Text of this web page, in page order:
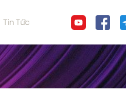
Tin Tức